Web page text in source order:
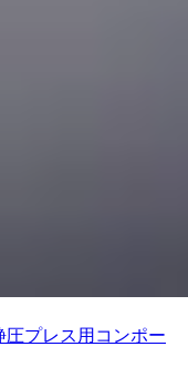
圧プレス用コンポー